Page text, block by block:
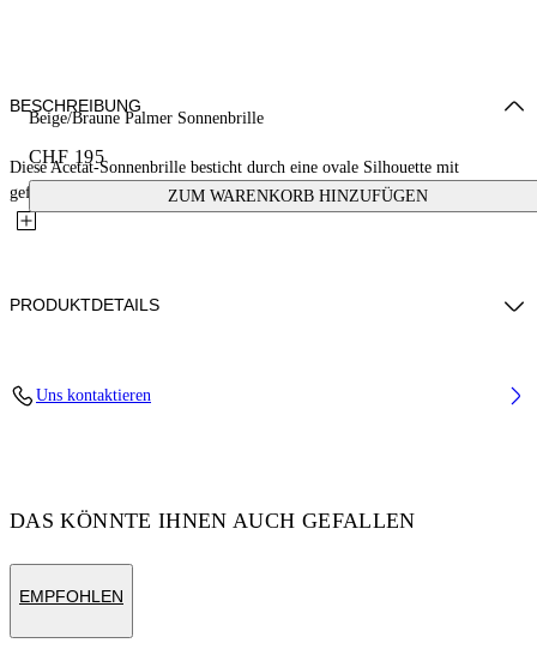
Beige/Braune Palmer Sonnenbrille
CHF 195
ZUM WARENKORB HINZUFÜGEN
BESCHREIBUNG
Diese Acetat-Sonnenbrille besticht durch eine ovale Silhouette mit
geformten Profilen und leicht umschlossenen Gläsern, die ihre...
PRODUKTDETAILS
Uns kontaktieren
DAS KÖNNTE IHNEN AUCH GEFALLEN
EMPFOHLEN